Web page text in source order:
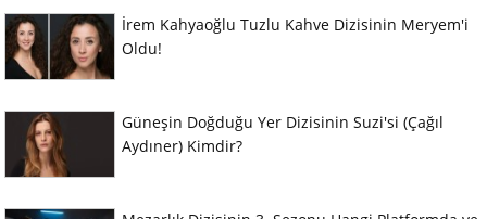
İrem Kahyaoğlu Tuzlu Kahve Dizisinin Meryem'i
Oldu!
Güneşin Doğduğu Yer Dizisinin Suzi'si (Çağıl
Aydıner) Kimdir?